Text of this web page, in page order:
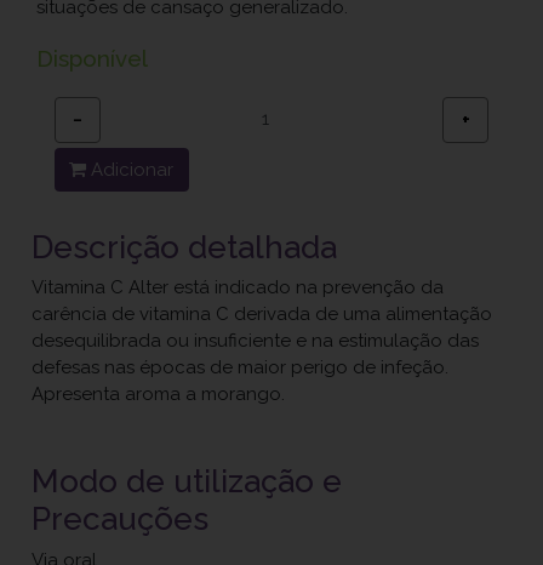
situações de cansaço generalizado.
Disponível
− +
Adicionar
Descrição detalhada
Vitamina C Alter está indicado na prevenção da
carência de vitamina C derivada de uma alimentação
desequilibrada ou insuficiente e na estimulação das
defesas nas épocas de maior perigo de infeção.
Apresenta aroma a morango.
Modo de utilização e
Precauções
Via oral